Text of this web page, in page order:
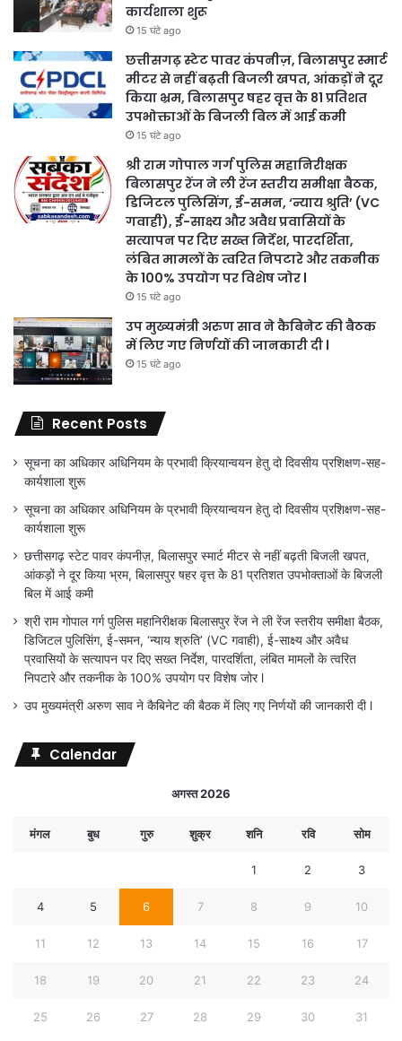
कार्यशाला शुरू
15 घंटे ago
छत्तीसगढ़ स्टेट पावर कंपनीज़, बिलासपुर स्मार्ट
मीटर से नहीं बढ़ती बिजली खपत, आंकड़ों ने दूर
किया भ्रम, बिलासपुर षहर वृत्त केे 81 प्रतिशत
उपभोक्ताओं के बिजली बिल में आई कमी
15 घंटे ago
श्री राम गोपाल गर्ग पुलिस महानिरीक्षक
बिलासपुर रेंज ने ली रेंज स्तरीय समीक्षा बैठक,
डिजिटल पुलिसिंग, ई-समन, ‘न्याय श्रुति’ (VC
गवाही), ई-साक्ष्य और अवैध प्रवासियों के
सत्यापन पर दिए सख्त निर्देश, पारदर्शिता,
लंबित मामलों के त्वरित निपटारे और तकनीक
के 100% उपयोग पर विशेष जोर l
15 घंटे ago
उप मुख्यमंत्री अरुण साव ने कैबिनेट की बैठक
में लिए गए निर्णयों की जानकारी दी l
15 घंटे ago
Recent Posts
सूचना का अधिकार अधिनियम के प्रभावी क्रियान्वयन हेतु दो दिवसीय प्रशिक्षण-सह-
कार्यशाला शुरू
सूचना का अधिकार अधिनियम के प्रभावी क्रियान्वयन हेतु दो दिवसीय प्रशिक्षण-सह-
कार्यशाला शुरू
छत्तीसगढ़ स्टेट पावर कंपनीज़, बिलासपुर स्मार्ट मीटर से नहीं बढ़ती बिजली खपत,
आंकड़ों ने दूर किया भ्रम, बिलासपुर षहर वृत्त केे 81 प्रतिशत उपभोक्ताओं के बिजली
बिल में आई कमी
श्री राम गोपाल गर्ग पुलिस महानिरीक्षक बिलासपुर रेंज ने ली रेंज स्तरीय समीक्षा बैठक,
डिजिटल पुलिसिंग, ई-समन, ‘न्याय श्रुति’ (VC गवाही), ई-साक्ष्य और अवैध
प्रवासियों के सत्यापन पर दिए सख्त निर्देश, पारदर्शिता, लंबित मामलों के त्वरित
निपटारे और तकनीक के 100% उपयोग पर विशेष जोर l
उप मुख्यमंत्री अरुण साव ने कैबिनेट की बैठक में लिए गए निर्णयों की जानकारी दी l
Calendar
अगस्त 2026
मंगल बुध गुरु शुक्र शनि रवि सोम
1 2 3
4 5 6 7 8 9 10
11 12 13 14 15 16 17
18 19 20 21 22 23 24
25 26 27 28 29 30 31